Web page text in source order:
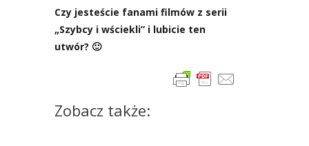
Czy jeste­ście fana­mi fil­mów z serii
„Szyb­cy i wście­kli” i lubi­cie ten
utwór? 🙂
Zobacz także: